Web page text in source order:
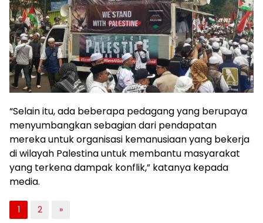
“Selain itu, ada beberapa pedagang yang berupaya
menyumbangkan sebagian dari pendapatan
mereka untuk organisasi kemanusiaan yang bekerja
di wilayah Palestina untuk membantu masyarakat
yang terkena dampak konflik,” katanya kepada
media.
1 2 »